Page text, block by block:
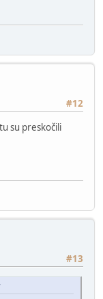
#12
su preskočili
#13